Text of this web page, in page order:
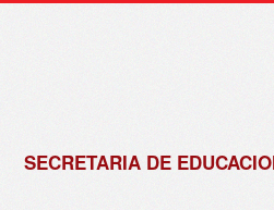
SECRETARIA DE
de